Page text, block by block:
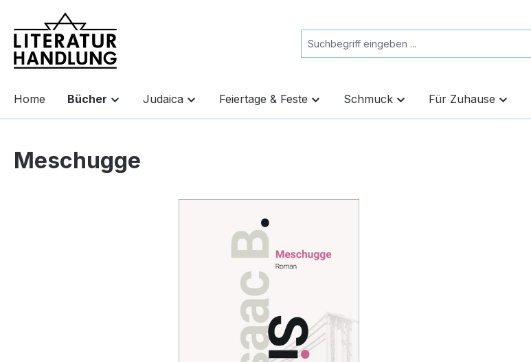
Zur Hauptnavigation springen
Home Bücher Judaica Feiertage & Feste Schmuck Für Zuhause
Meschugge